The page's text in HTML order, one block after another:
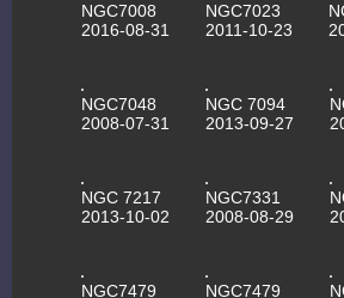
NGC7008
2016-08-31
NGC7023
2011-10-23
NGC7048
2008-07-31
NGC 7094
2013-09-27
NGC 7217
2013-10-02
NGC7331
2008-08-29
NGC7479
NGC7479